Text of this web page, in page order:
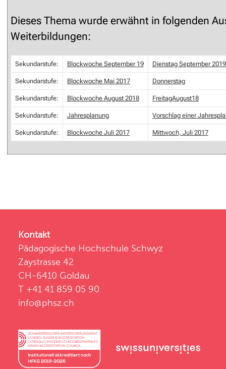
Dieses Thema wurde erwähnt in folgenden
Weiterbildungen:
Sekundarstufe: Blockwoche September 19 Dienstag September 2019
Sekundarstufe: Blockwoche Mai 2017 Donnerstag
Sekundarstufe: Blockwoche August 2018 FreitagAugust18
Sekundarstufe: Jahresplanung Vorschlag einer
Sekundarstufe: Blockwoche Juli 2017 Mittwoch, Juli 2017
Kontakt
Pädagogische Hochschule Schwyz
Zaystrasse 42
CH-6410 Goldau
T +41 41 859 05 90
info@phsz.ch